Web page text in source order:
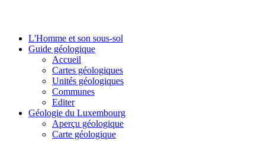
L'Homme et son sous-sol
Guide géologique
Accueil
Cartes géologiques
Unités géologiques
Communes
Editer
Géologie du Luxembourg
Aperçu géologique
Carte géologique